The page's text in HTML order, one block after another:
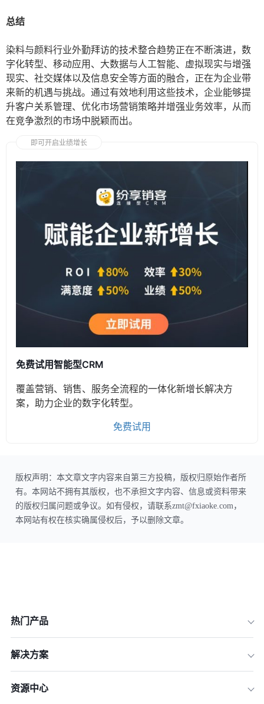
总结
染料与颜料行业外勤拜访的技术整合趋势正在不断演进，数
字化转型、移动应用、大数据与人工智能、虚拟现实与增强
现实、社交媒体以及信息安全等方面的融合，正在为企业带
来新的机遇与挑战。通过有效地利用这些技术，企业能够提
升客户关系管理、优化市场营销策略并增强业务效率，从而
在竞争激烈的市场中脱颖而出。
即可开启业绩增长
免费试用智能型CRM
覆盖营销、销售、服务全流程的一体化新增长解决方
案，助力企业的数字化转型。
免费试用
版权声明：本文章文字内容来自第三方投稿，版权归原始作者所
有。本网站不拥有其版权，也不承担文字内容、信息或资料带来
的版权归属问题或争议。如有侵权，请联系zmt@fxiaoke.com，
本网站有权在核实确属侵权后，予以删除文章。
热门产品
解决方案
资源中心